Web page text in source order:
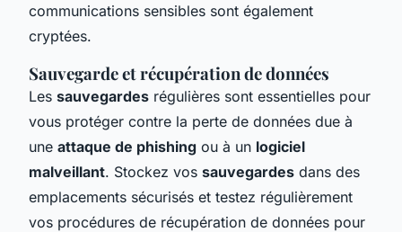
communications sensibles sont également
cryptées.
Sauvegarde et récupération de données
Les sauvegardes régulières sont essentielles pour
vous protéger contre la perte de données due à
une attaque de phishing ou à un logiciel
malveillant. Stockez vos sauvegardes dans des
emplacements sécurisés et testez régulièrement
vos procédures de récupération de données pour